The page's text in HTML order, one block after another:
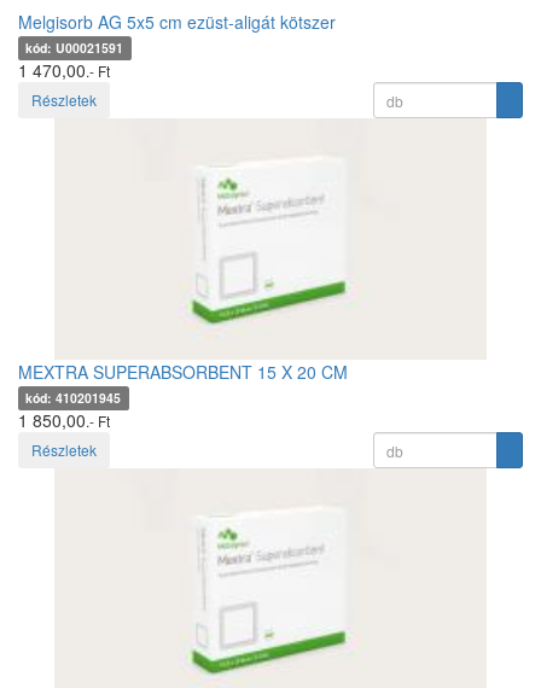
Melgisorb AG 5x5 cm ezüst-aligát kötszer
kód: U00021591
1 470,00.- Ft
Részletek
MEXTRA SUPERABSORBENT 15 X 20 CM
kód: 410201945
1 850,00.- Ft
Részletek